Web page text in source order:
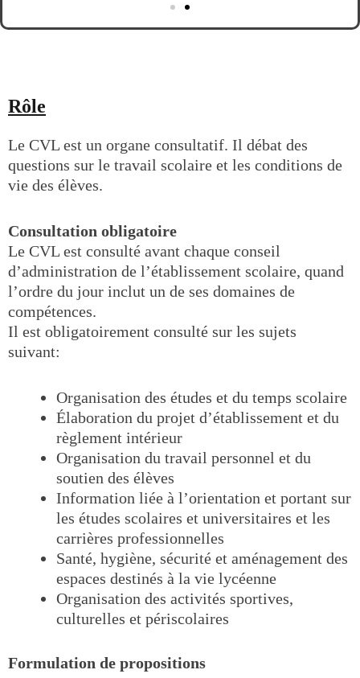
Rôle
Le CVL est un organe consultatif. Il débat des
questions sur le travail scolaire et les conditions de
vie des élèves.
Consultation obligatoire
Le CVL est consulté avant chaque conseil
d’administration de l’établissement scolaire, quand
l’ordre du jour inclut un de ses domaines de
compétences.
Il est obligatoirement consulté sur les sujets
suivant:
Organisation des études et du temps scolaire
Élaboration du projet d’établissement et du
règlement intérieur
Organisation du travail personnel et du
soutien des élèves
Information liée à l’orientation et portant sur
les études scolaires et universitaires et les
carrières professionnelles
Santé, hygiène, sécurité et aménagement des
espaces destinés à la vie lycéenne
Organisation des activités sportives,
culturelles et périscolaires
Formulation de propositions